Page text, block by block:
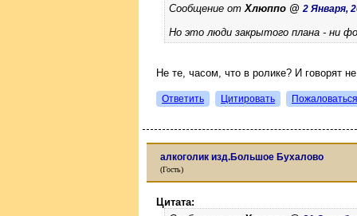
Сообщение отХлюппо @2 Января,
Но это люди закрытого плана - ни
Не те, часом, что в ролике? И говорят
Ответить Цитировать Пожаловаться
алкоголик изд.Большое Бухалово
(Гость)
Цитата: